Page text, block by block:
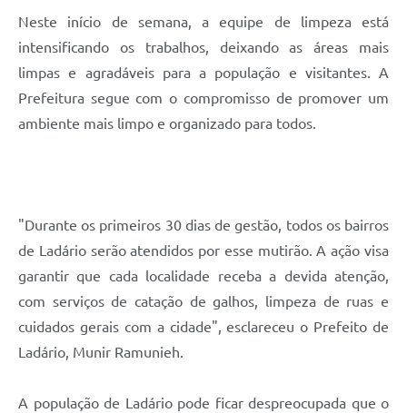
Neste início de semana, a equipe de limpeza está
intensificando os trabalhos, deixando as áreas mais
limpas e agradáveis para a população e visitantes. A
Prefeitura segue com o compromisso de promover um
ambiente mais limpo e organizado para todos.
"Durante os primeiros 30 dias de gestão, todos os bairros
de Ladário serão atendidos por esse mutirão. A ação visa
garantir que cada localidade receba a devida atenção,
com serviços de catação de galhos, limpeza de ruas e
cuidados gerais com a cidade", esclareceu o Prefeito de
Ladário, Munir Ramunieh.
A população de Ladário pode ficar despreocupada que o